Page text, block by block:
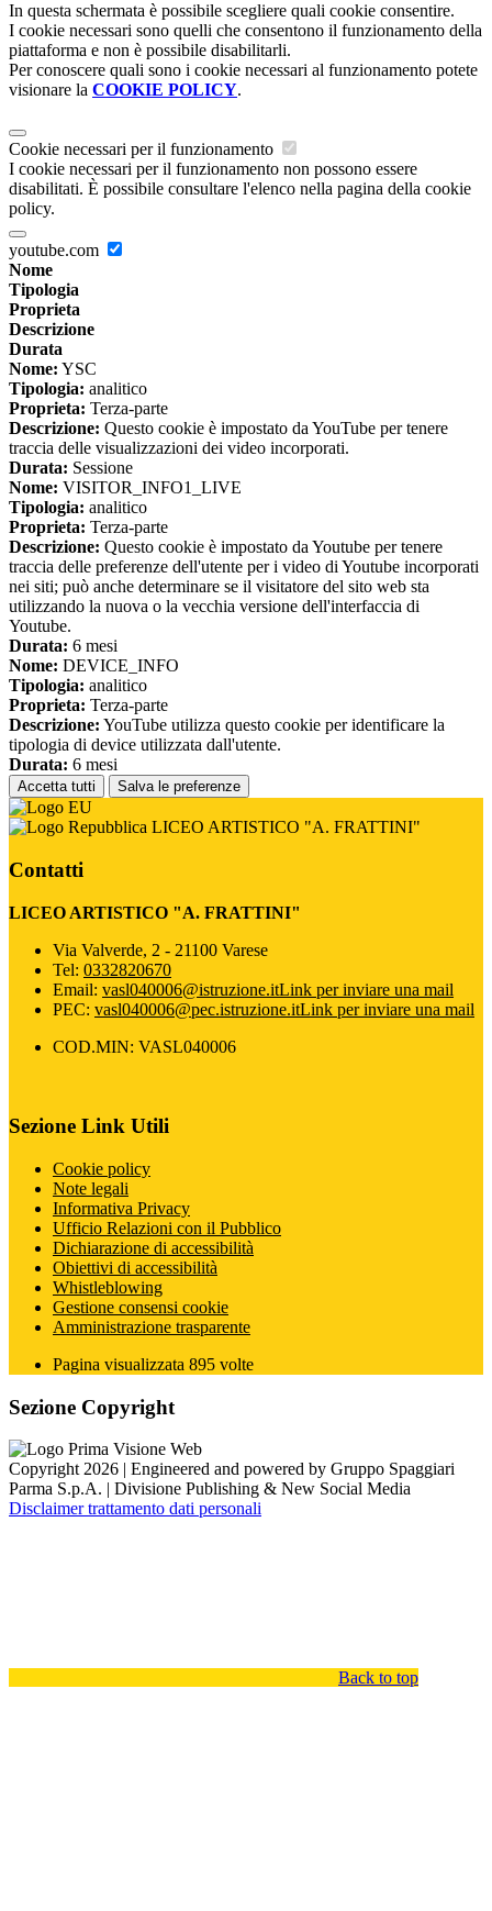
In questa schermata è possibile scegliere quali cookie consentire.
I cookie necessari sono quelli che consentono il funzionamento della
piattaforma e non è possibile disabilitarli.
Per conoscere quali sono i cookie necessari al funzionamento potete
visionare la COOKIE POLICY.
Cookie necessari per il funzionamento
I cookie necessari per il funzionamento non possono essere
disabilitati. È possibile consultare l'elenco nella pagina della cookie
policy.
youtube.com
Nome
Tipologia
Proprieta
Descrizione
Durata
Nome: YSC
Tipologia: analitico
Proprieta: Terza-parte
Descrizione: Questo cookie è impostato da YouTube per tenere
traccia delle visualizzazioni dei video incorporati.
Durata: Sessione
Nome: VISITOR_INFO1_LIVE
Tipologia: analitico
Proprieta: Terza-parte
Descrizione: Questo cookie è impostato da Youtube per tenere
traccia delle preferenze dell'utente per i video di Youtube incorporati
nei siti; può anche determinare se il visitatore del sito web sta
utilizzando la nuova o la vecchia versione dell'interfaccia di
Youtube.
Durata: 6 mesi
Nome: DEVICE_INFO
Tipologia: analitico
Proprieta: Terza-parte
Descrizione: YouTube utilizza questo cookie per identificare la
tipologia di device utilizzata dall'utente.
Durata: 6 mesi
Accetta tutti Salva le preferenze
LICEO ARTISTICO "A. FRATTINI"
Contatti
LICEO ARTISTICO "A. FRATTINI"
Via Valverde, 2 - 21100 Varese
Tel: 0332820670
Email: vasl040006@istruzione.itLink per inviare una mail
PEC: vasl040006@pec.istruzione.itLink per inviare una mail
COD.MIN: VASL040006
Sezione Link Utili
Cookie policy
Note legali
Informativa Privacy
Ufficio Relazioni con il Pubblico
Dichiarazione di accessibilità
Obiettivi di accessibilità
Whistleblowing
Gestione consensi cookie
Amministrazione trasparente
Pagina visualizzata 895 volte
Sezione Copyright
Copyright 2026 | Engineered and powered by Gruppo Spaggiari
Parma S.p.A. | Divisione Publishing & New Social Media
Disclaimer trattamento dati personali
Back to top